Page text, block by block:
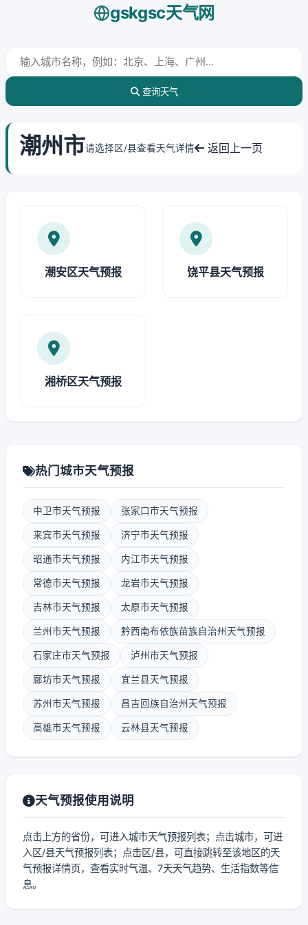
gskgsc天气网
查询天气
潮州市请选择区/县查看天气详情 返回上一页
潮安区天气预报 饶平县天气预报
湘桥区天气预报
热门城市天气预报
中卫市天气预报 张家口市天气预报
来宾市天气预报 济宁市天气预报
昭通市天气预报 内江市天气预报
常德市天气预报 龙岩市天气预报
吉林市天气预报 太原市天气预报
兰州市天气预报 黔西南布依族苗族自治州天气预报
石家庄市天气预报 泸州市天气预报
廊坊市天气预报 宜兰县天气预报
苏州市天气预报 昌吉回族自治州天气预报
高雄市天气预报 云林县天气预报
天气预报使用说明
点击上方的省份，可进入城市天气预报列表；点击城市，可进
入区/县天气预报列表；点击区/县，可直接跳转至该地区的天
气预报详情页，查看实时气温、7天天气趋势、生活指数等信
息。